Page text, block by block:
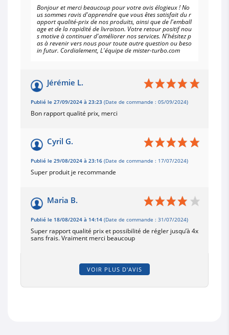
Bonjour et merci beaucoup pour votre avis élogieux ! No
us sommes ravis d'apprendre que vous êtes satisfait du r
apport qualité-prix de nos produits, ainsi que de l'emball
age et de la rapidité de livraison. Votre retour positif nou
s motive à continuer d'améliorer nos services. N'hésitez p
as à revenir vers nous pour toute autre question ou beso
in futur. Cordialement, L'équipe de mister-turbo.com
Jérémie L.
Publié le 27/09/2024 à 23:23 (Date de commande : 05/09/2024)
Bon rapport qualité prix, merci
Cyril G.
Publié le 29/08/2024 à 23:16 (Date de commande : 17/07/2024)
Super produit je recommande
Maria B.
Publié le 18/08/2024 à 14:14 (Date de commande : 31/07/2024)
Super rapport qualité prix et possibilité de régler jusqu’à 4x
sans frais. Vraiment merci beaucoup
VOIR PLUS D'AVIS